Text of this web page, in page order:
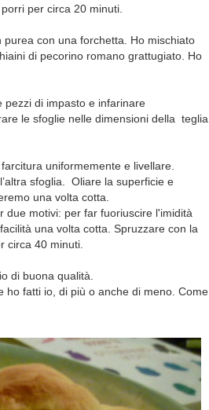
per circa 20 minuti.
con una forchetta. Ho mischiato
di pecorino romano grattugiato. Ho
pezzi di impasto e infarinare
le sfoglie nelle dimensioni della
uniformemente e livellare.
sfoglia. Oliare la superficie e
una volta cotta.
due motivi: per far fuoriuscire l'imidità
una volta cotta. Spruzzare con la
circa 40 minuti.
di buona qualità.
ho fatti io, di più o anche di meno. Come